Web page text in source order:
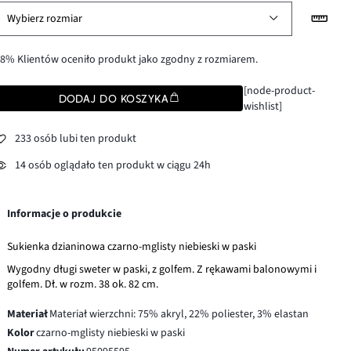
Wybierz rozmiar
Klientów oceniło produkt jako zgodny z rozmiarem.
DODAJ DO KOSZYKA
[node-product-
wishlist]
233 osób lubi ten produkt
14 osób oglądało ten produkt w ciągu 24h
Informacje o produkcie
Sukienka dzianinowa czarno-mglisty niebieski w paski
Wygodny długi sweter w paski, z golfem. Z rękawami balonowymi i
golfem. Dł. w rozm. 38 ok. 82 cm.
MateriałMateriał wierzchni: 75% akryl, 22% poliester, 3% elastan
Kolorczarno-mglisty niebieski w paski